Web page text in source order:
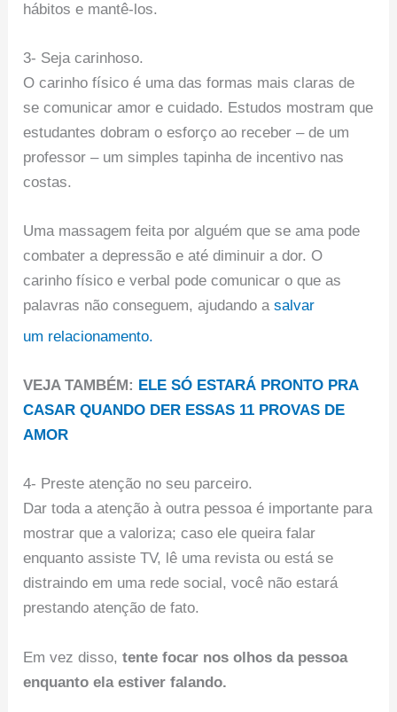
hábitos e mantê-los.
3- Seja carinhoso.
O carinho físico é uma das formas mais claras de
se comunicar amor e cuidado. Estudos mostram que
estudantes dobram o esforço ao receber – de um
professor – um simples tapinha de incentivo nas
costas.
Uma massagem feita por alguém que se ama pode
combater a depressão e até diminuir a dor. O
carinho físico e verbal pode comunicar o que as
palavras não conseguem, ajudando asalvar
um relacionamento.
VEJA TAMBÉM: ELE SÓ ESTARÁ PRONTO PRA
CASAR QUANDO DER ESSAS 11 PROVAS DE
AMOR
4- Preste atenção no seu parceiro.
Dar toda a atenção à outra pessoa é importante para
mostrar que a valoriza; caso ele queira falar
enquanto assiste TV, lê uma revista ou está se
distraindo em uma rede social, você não estará
prestando atenção de fato.
Em vez disso, tente focar nos olhos da pessoa
enquanto ela estiver falando.